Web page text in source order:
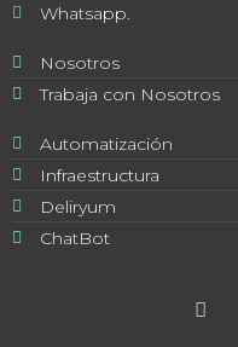
Whatsapp.
Nosotros
Trabaja con Nosotros
Automatización
Infraestructura
Deliryum
ChatBot